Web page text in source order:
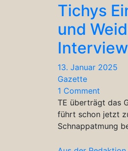
Tichys
und
13. Januar 2025
Gazette
1 Comment
TE überträgt das
führt schon jetzt
Schnappatmung